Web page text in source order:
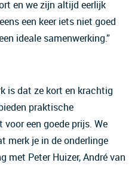
en we zijn altijd eerlijk
een keer iets niet goed
ideale samenwerking.”
is dat ze kort en krachtig
praktische
een goede prijs. We
merk je in de onderlinge
met Peter Huizer, André van